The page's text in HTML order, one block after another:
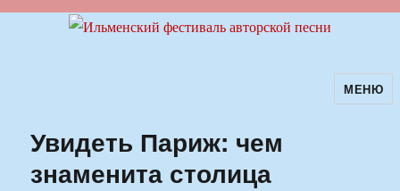
Ильменский фестиваль авторскойМЕНЮ
Увидеть Париж: чем
знаменита столица